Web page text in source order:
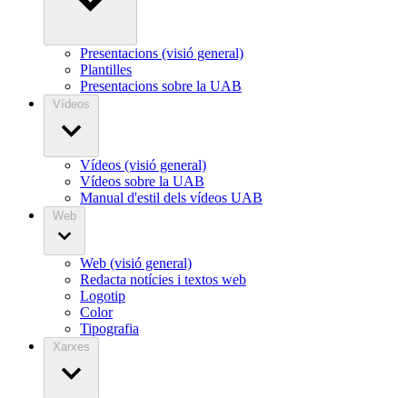
Presentacions (visió general)
Plantilles
Presentacions sobre la UAB
Vídeos
Vídeos (visió general)
Vídeos sobre la UAB
Manual d'estil dels vídeos UAB
Web
Web (visió general)
Redacta notícies i textos web
Logotip
Color
Tipografia
Xarxes